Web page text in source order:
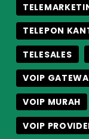
TELEPON
TELESALES
VOIP
VOIP MURAH
VOIP